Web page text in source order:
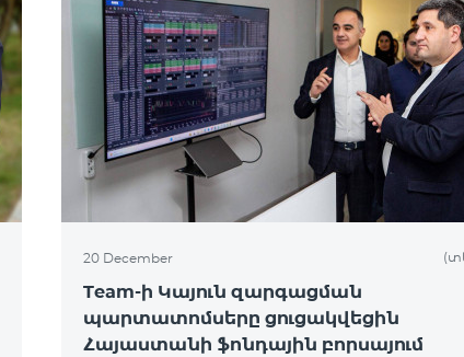
20 December
Team-ի Կայուն զարգացման
պարտատոմսերը ցուցակվեցին
Հայաստանի ֆոնդային բորսայում